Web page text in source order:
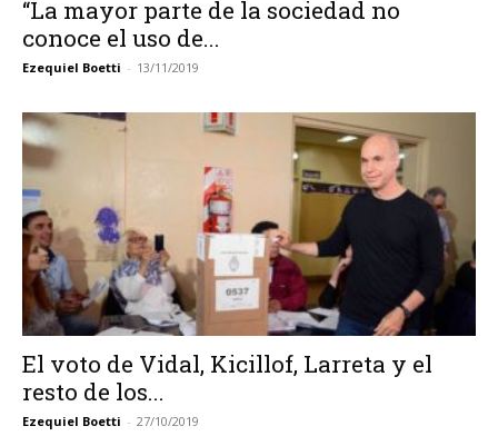
“La mayor parte de la sociedad no
conoce el uso de...
Ezequiel Boetti - 13/11/2019
El voto de Vidal, Kicillof, Larreta y el
resto de los...
Ezequiel Boetti - 27/10/2019